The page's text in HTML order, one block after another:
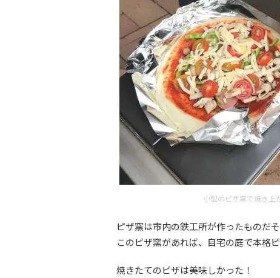
小型のピザ窯で焼き上
ピザ窯は市内の鉄工所が作ったものだ
このピザ窯があれば、自宅の庭で本格
焼きたてのピザは美味しかった！